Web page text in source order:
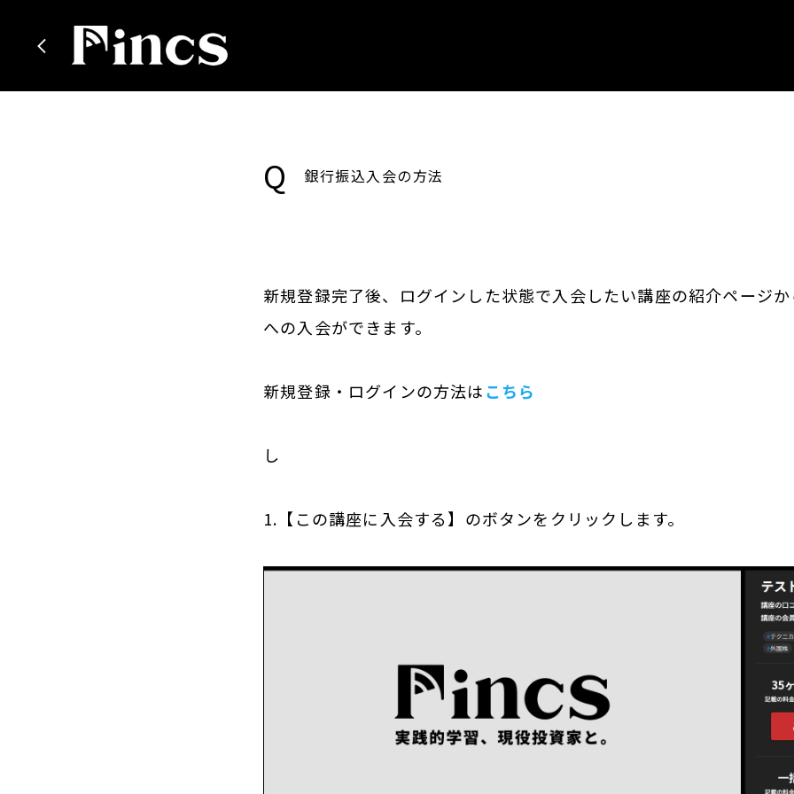
Q 銀行振込入会の方法
新規登録完了後、ログインした状態で入会したい講座の紹介ページ
への入会ができます。
新規登録・ログインの方法はこちら
し
1.【この講座に入会する】のボタンをクリックします。